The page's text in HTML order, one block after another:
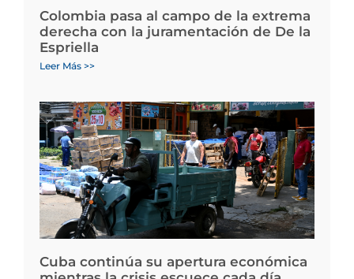
Colombia pasa al campo de la extrema
derecha con la juramentación de De la
Espriella
Leer Más >>
Cuba continúa su apertura económica